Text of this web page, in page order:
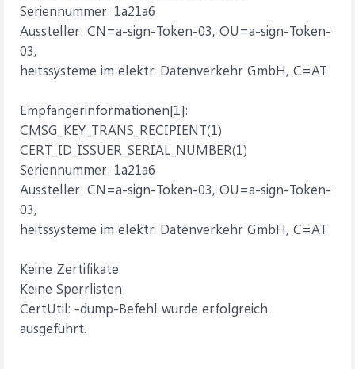
Seriennummer: 1a21a6
Aussteller: CN=a-sign-Token-03, OU=a-sign-Token-
03,
heitssysteme im elektr. Datenverkehr GmbH, C=AT
Empfängerinformationen[1]:
CMSG_KEY_TRANS_RECIPIENT(1)
CERT_ID_ISSUER_SERIAL_NUMBER(1)
Seriennummer: 1a21a6
Aussteller: CN=a-sign-Token-03, OU=a-sign-Token-
03,
heitssysteme im elektr. Datenverkehr GmbH, C=AT
Keine Zertifikate
Keine Sperrlisten
CertUtil: -dump-Befehl wurde erfolgreich
ausgeführt.